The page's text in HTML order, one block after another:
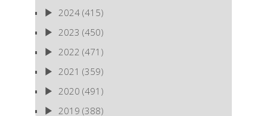
2024 (415)
2023 (450)
2022 (471)
2021 (359)
2020 (491)
2019 (388)